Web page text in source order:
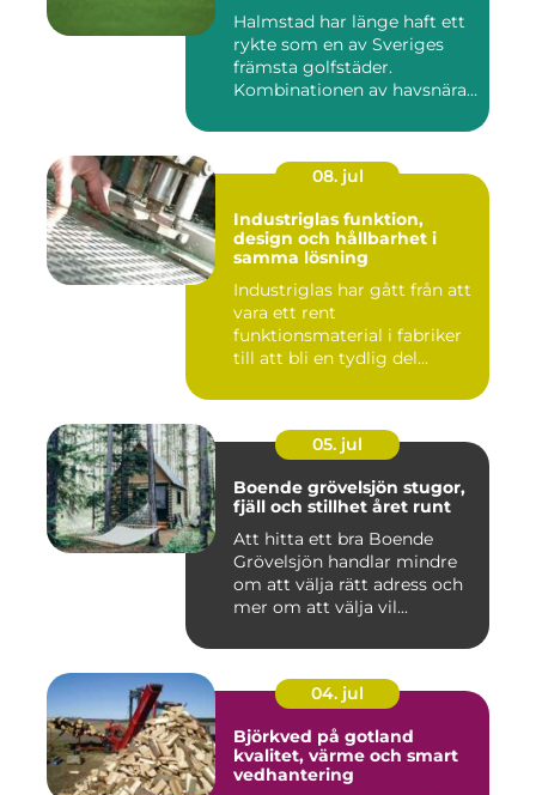
Halmstad har länge haft ett
rykte som en av Sveriges
främsta golfstäder.
Kombinationen av havsnära
08. jul
Industriglas funktion,
design och hållbarhet i
samma lösning
Industriglas har gått från att
vara ett rent
funktionsmaterial i fabriker
till att bli en tydlig del...
05. jul
Boende grövelsjön stugor,
fjäll och stillhet året runt
Att hitta ett bra Boende
Grövelsjön handlar mindre
om att välja rätt adress och
mer om att välja vil...
04. jul
Björkved på gotland
kvalitet, värme och smart
vedhantering